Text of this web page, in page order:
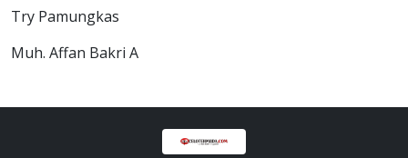
Try Pamungkas
Muh. Affan Bakri A